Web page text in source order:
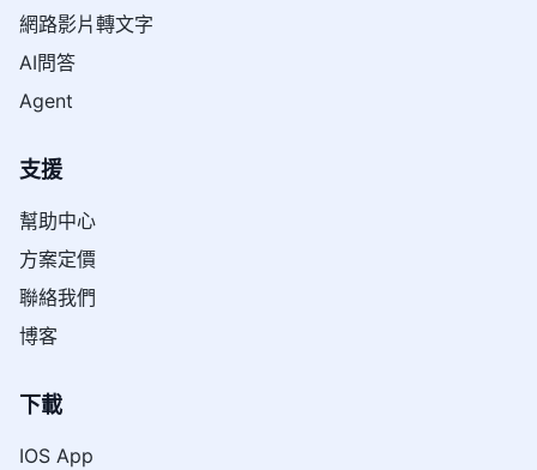
網路影片轉文字
AI問答
Agent
支援
幫助中心
方案定價
聯絡我們
博客
下載
IOS App